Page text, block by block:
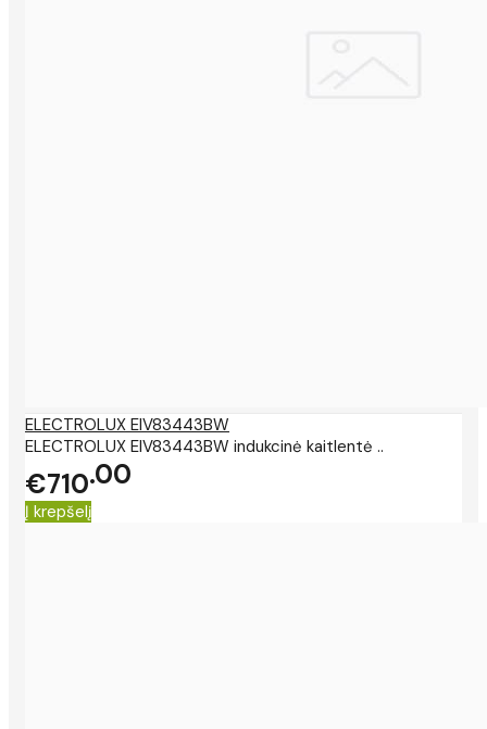
ELECTROLUX EIV83443BW
ELECTROLUX EIV83443BW indukcinė kaitlentė ..
€710 00
Į krepšelį